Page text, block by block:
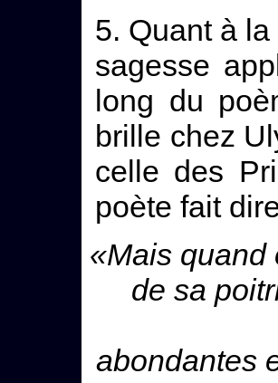
5. Quant à
sagesse
long du
brille chez
celle des
poète fait
«Mais quand
de sa
abondantes